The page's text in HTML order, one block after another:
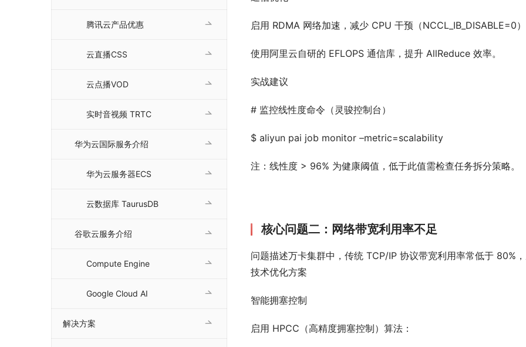
启用 RDMA 网络加速，减少 CPU 干预（NCCL_IB_DISABLE=0
使用阿里云自研的 EFLOPS 通信库，提升 AllReduce 效率。
实战建议
# 监控线性度命令（灵骏控制台）
$ aliyun pai job monitor –metric=scalability
注：线性度 > 96% 为健康阈值，低于此值需检查任务拆分策略。
核心问题二：网络带宽利用率不足
问题描述万卡集群中，传统 TCP/IP 协议带宽利用率常低于 80%
技术优化方案
智能拥塞控制
启用 HPCC（高精度拥塞控制）算法：
腾讯云产品优惠
云直播CSS
云点播VOD
实时音视频 TRTC
华为云国际服务介绍
华为云服务器ECS
云数据库 TaurusDB
谷歌云服务介绍
Compute Engine
Google Cloud AI
解决方案